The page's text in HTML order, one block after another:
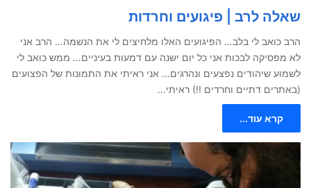
שאלה לרב | פיגועים וחרדות
הרב כואב לי בלב… הפיגועים האלו מלחיצים לי את הנשמה… הרב אני
לא מפסיקה לבכות אני כל יום ישנה עם דמעות בעיניים… ממש כואב לי
לשמוע שיהודים נפצעים ונהרגים… אני ראיתי את התמונות של הפצועים
(באתרים דתיים וחרדים !!) ראיתי…
קרא עוד...